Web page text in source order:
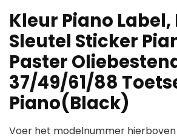
Kleur Piano Label,
Sleutel Sticker
Paster
37/49/61/88
Piano(Black)
Voer het modelnummer